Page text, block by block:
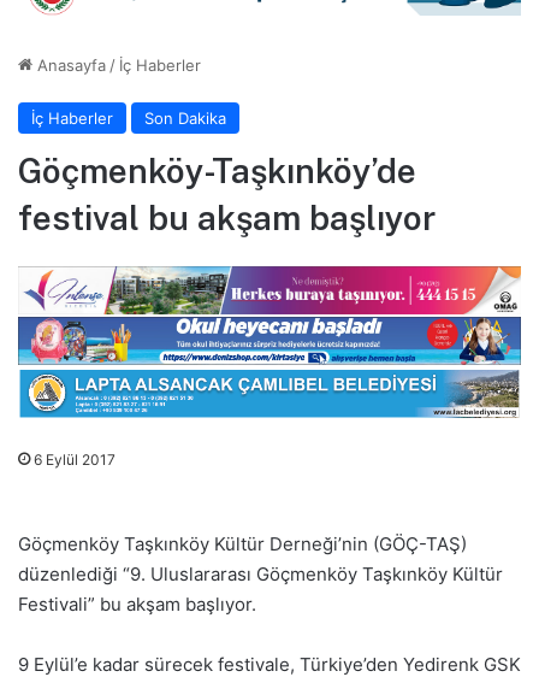
Anasayfa / İç Haberler
İç Haberler Son Dakika
Göçmenköy-Taşkınköy’de
festival bu akşam başlıyor
6 Eylül 2017
Göçmenköy Taşkınköy Kültür Derneği’nin (GÖÇ-TAŞ)
düzenlediği “9. Uluslararası Göçmenköy Taşkınköy Kültür
Festivali” bu akşam başlıyor.
9 Eylül’e kadar sürecek festivale, Türkiye’den Yedirenk GSK